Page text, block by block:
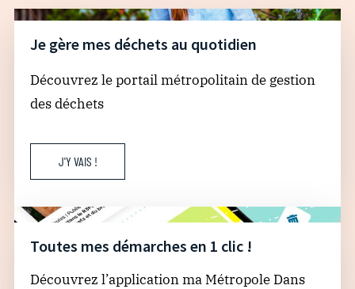
Je gère mes déchets au quotidien
Découvrez le portail métropolitain de gestion
des déchets
J'Y VAIS !
Toutes mes démarches en 1 clic !
Découvrez l’application ma Métropole Dans